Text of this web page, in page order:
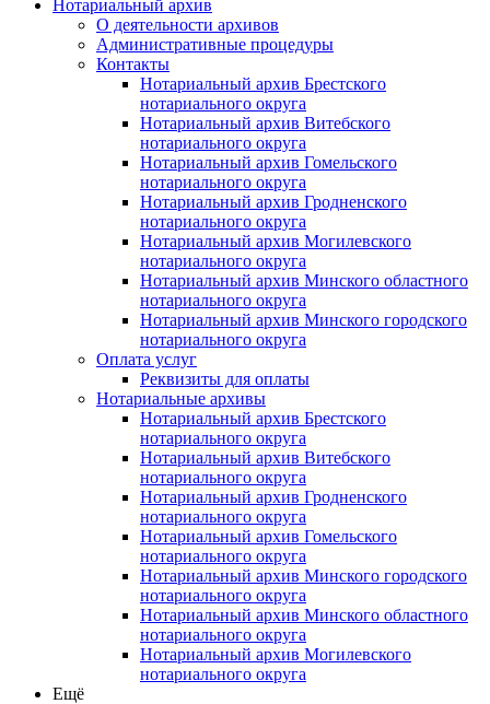
Нотариальный архив
О деятельности архивов
Административные процедуры
Контакты
Нотариальный архив Брестского
нотариального округа
Нотариальный архив Витебского
нотариального округа
Нотариальный архив Гомельского
нотариального округа
Нотариальный архив Гродненского
нотариального округа
Нотариальный архив Могилевского
нотариального округа
Нотариальный архив Минского областного
нотариального округа
Нотариальный архив Минского городского
нотариального округа
Оплата услуг
Реквизиты для оплаты
Нотариальные архивы
Нотариальный архив Брестского
нотариального округа
Нотариальный архив Витебского
нотариального округа
Нотариальный архив Гродненского
нотариального округа
Нотариальный архив Гомельского
нотариального округа
Нотариальный архив Минского городского
нотариального округа
Нотариальный архив Минского областного
нотариального округа
Нотариальный архив Могилевского
нотариального округа
Ещё